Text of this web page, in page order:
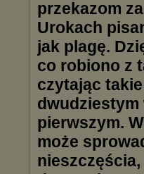
przekazom
Urokach
jak plagę.
co robiono z
czytając
dwudziestym
pierwszym.
może